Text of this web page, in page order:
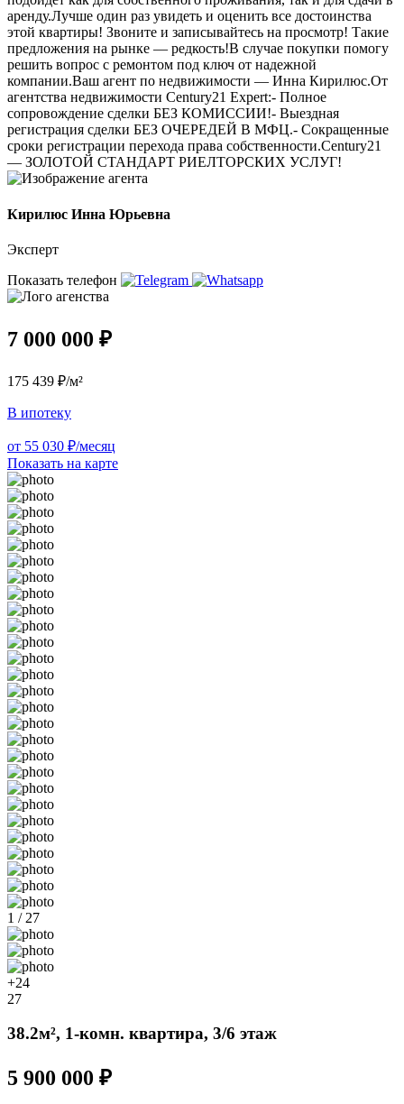
аренду.Лучше один раз увидеть и оценить все достоинства
этой квартиры! Звоните и записывайтесь на просмотр! Такие
предложения на рынке — редкость!В случае покупки помогу
решить вопрос с ремонтом под ключ от надежной
компании.Ваш агент по недвижимости — Инна Кирилюс.От
агентства недвижимости Сеntury21 Ехреrt:- Полное
сопровождение сделки БЕЗ КОМИССИИ!- Выездная
регистрация сделки БЕЗ ОЧЕРЕДЕЙ В МФЦ.- Сокращенные
сроки регистрации перехода права собственности.Сеntury21
— ЗОЛОТОЙ СТАНДАРТ РИЕЛТОРСКИХ УСЛУГ!
Кирилюс Инна Юрьевна
Эксперт
Показать телефон
7 000 000 ₽
175 439 ₽/м²
В ипотеку
от 55 030 ₽/месяц
Показать на карте
1 / 27
+24
27
38.2м², 1-комн. квартира, 3/6 этаж
5 900 000 ₽